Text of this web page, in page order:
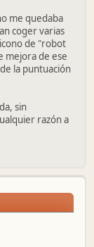
me quedaba
coger varias
de "robot
mejora de ese
la puntuación
sin
razón a